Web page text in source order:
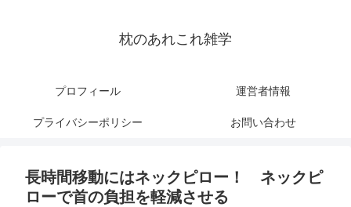
枕のあれこれ雑学
プロフィール 運営者情報
プライバシーポリシー お問い合わせ
長時間移動にはネックピロー！ ネックピ
ローで首の負担を軽減させる